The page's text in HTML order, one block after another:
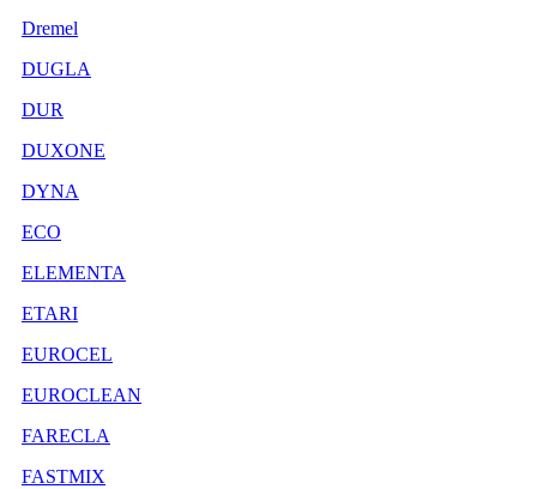
Dremel
DUGLA
DUR
DUXONE
DYNA
ECO
ELEMENTA
ETARI
EUROCEL
EUROCLEAN
FARECLA
FASTMIX